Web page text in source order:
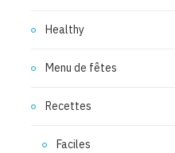
Healthy
Menu de fêtes
Recettes
Faciles